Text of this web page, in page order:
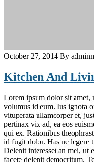
October 27, 2014 By
Kitchen And
Lorem ipsum dolor sit amet,
volumus id eum. Ius ignota
vituperata ullamcorper et,
pertinax vix ad, ea eos
qui ex. Rationibus
id fugit dolor. Has ne legere
Delenit interesset an mei, ut
facete delenit democritum.